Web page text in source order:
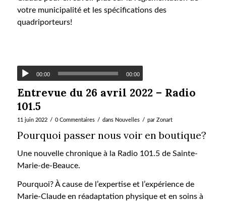
votre municipalité et les spécifications des
quadriporteurs!
00:00 00:00
Entrevue du 26 avril 2022 – Radio
101.5
11 juin 2022 / 0 Commentaires / dans Nouvelles / par Zonart
Pourquoi passer nous voir en boutique?
Une nouvelle chronique à la Radio 101.5 de Sainte-
Marie-de-Beauce.
Pourquoi? À cause de l’expertise et l’expérience de
Marie-Claude en réadaptation physique et en soins à